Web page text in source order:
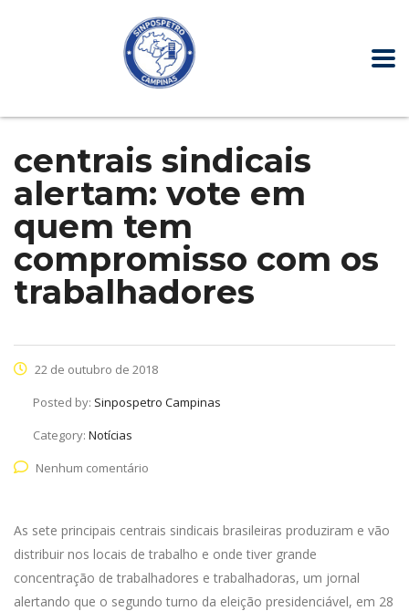
centrais sindicais
alertam: vote em
quem tem
compromisso com os
trabalhadores
22 de outubro de 2018
Posted by: Sinpospetro Campinas
Category: Notícias
Nenhum comentário
As sete principais centrais sindicais brasileiras produziram e vão
distribuir nos locais de trabalho e onde tiver grande
concentração de trabalhadores e trabalhadoras, um jornal
alertando que o segundo turno da eleição presidenciável, em 28